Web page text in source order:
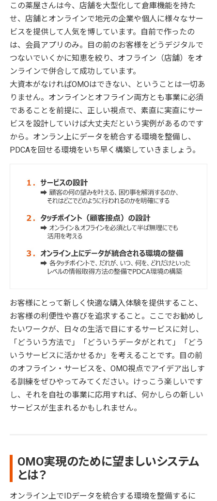
この薬屋さんは今、店舗を大型化して倉庫機能を持た
せ、店舗とオンラインで地元の企業や個人に様々なサー
ビスを提供して人気を博しています。自前で作ったの
は、会員アプリのみ。目の前のお客様をどうデジタルで
つないでいくかに知恵を絞り、オフライン（店舗）をオ
ンラインで併合して成功しています。
大資本がなければOMOはできない、ということは一切あ
りません。オンラインとオフライン両方とも事業に必須
であることを前提に、正しい視点で、素直に実直にサー
ビスを設計していけば大丈夫だという実例があるのです
から。オンラン上にデータを統合する環境を整備し、
PDCAを回せる環境をいち早く構築していきましょう。
お客様にとって新しく快適な購入体験を提供すること、
お客様の利便性や喜びを追求すること。ここでお勧めし
たいワークが、日々の生活で目にするサービスに対し、
「どういう方法で」「どういうデータがとれて」「どう
いうサービスに活かせるか」を考えることです。目の前
のオフライン・サービスを、OMO視点でアイデア出しす
る訓練をぜひやってみてください。けっこう楽しいです
し、それを自社の事業に応用すれば、何かしらの新しい
サービスが生まれるかもしれません。
OMO実現のために望ましいシステム
とは？
オンライン上でIDデータを統合する環境を整備するに